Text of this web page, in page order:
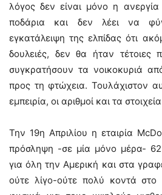
λόγος δεν είναι μόνο η
ποδάρια και δεν λέει να
εγκατάλειψη της ελπίδας ότι
δουλειές, δεν θα ήταν
συγκρατήσουν τα νοικοκυριά
προς τη φτώχεια. Τουλάχιστον
εμπειρία, οι αριθμοί και τα
Την 19η Απριλίου η εταιρία
πρόσληψη -σε μία μόνο μέρα-
για όλη την Αμερική και στα
ούτε λίγο-ούτε πολύ κοντά στο